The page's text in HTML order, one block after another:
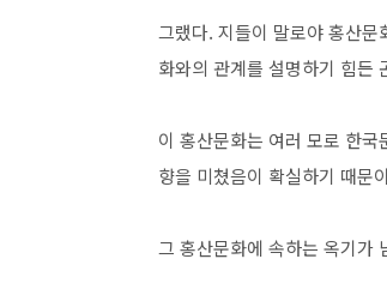
그랬다. 지들이 말로야 홍산
화와의 관계를 설명하기 힘든
이 홍산문화는 여러 모로 한
향을 미쳤음이 확실하기 때문
그 홍산문화에 속하는 옥기가